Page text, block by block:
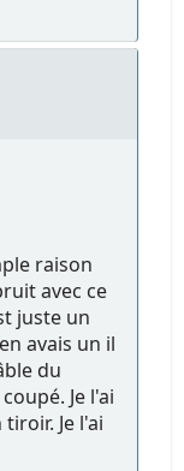
raison
avec ce
juste un
avais un il
du
Je l'ai
Je l'ai